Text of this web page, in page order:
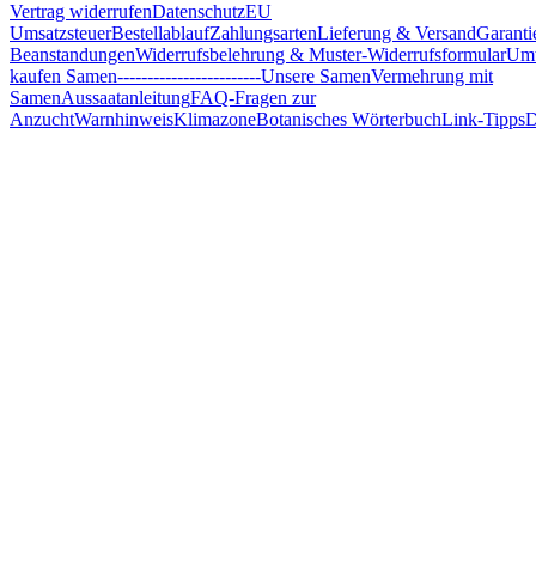
Vertrag widerrufenDatenschutzEU
UmsatzsteuerBestellablaufZahlungsartenLieferung & Versand
BeanstandungenWiderrufsbelehrung & Muster-Widerrufsformular
kaufen Samen------------------------Unsere SamenVermehrung mit
SamenAussaatanleitungFAQ-Fragen zur
AnzuchtWarnhinweisKlimazoneBotanisches WörterbuchLink-Tipps